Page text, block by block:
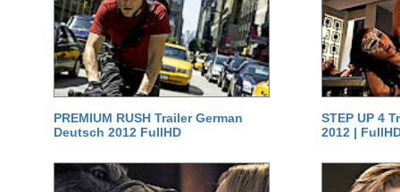
PREMIUM RUSH Trailer German
Deutsch 2012 FullHD
STEP UP 4
2012 |